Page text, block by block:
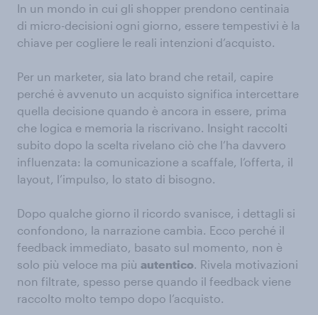
In un mondo in cui gli shopper prendono centinaia
di micro-decisioni ogni giorno, essere tempestivi è la
chiave per cogliere le reali intenzioni d’acquisto.
Per un marketer, sia lato brand che retail, capire
perché è avvenuto un acquisto significa intercettare
quella decisione quando è ancora in essere, prima
che logica e memoria la riscrivano. Insight raccolti
subito dopo la scelta rivelano ciò che l’ha davvero
influenzata: la comunicazione a scaffale, l’offerta, il
layout, l’impulso, lo stato di bisogno.
Dopo qualche giorno il ricordo svanisce, i dettagli si
confondono, la narrazione cambia. Ecco perché il
feedback immediato, basato sul momento, non è
solo più veloce ma più autentico. Rivela motivazioni
non filtrate, spesso perse quando il feedback viene
raccolto molto tempo dopo l’acquisto.